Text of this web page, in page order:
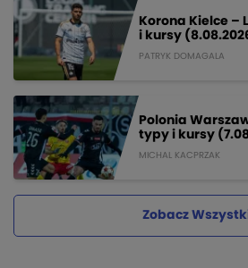
Korona Kielce –
i kursy
PATRYK DOMAGALA
Polonia
typy i kursy
MICHAL KACPRZAK
Zobacz